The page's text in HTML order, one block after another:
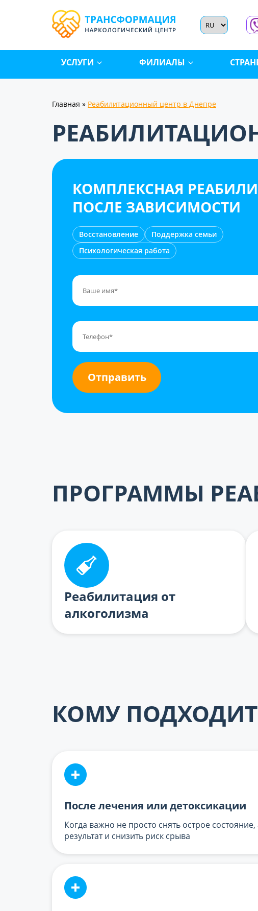
УСЛУГИ ФИЛИАЛЫ
Главная » Реабилитационный центр в Днепре
КОМПЛЕКСНАЯ
ПОСЛЕ ЗАВИСИМОСТИ
Восстановление
Поддержка семьи
Психологическая работа
ПРОГРАММЫ
Реабилитация от
алкоголизма
КОМУ
После лечения или детоксикации
Когда важно не просто снять острое состояние,
результат и снизить риск срыва